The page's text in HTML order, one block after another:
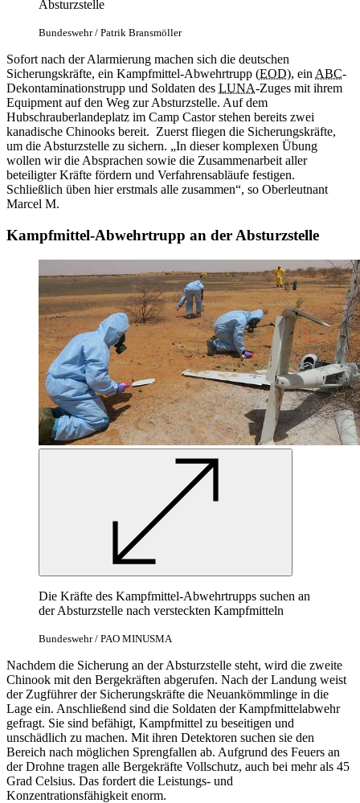
Absturzstelle
Bundeswehr / Patrik Bransmöller
Sofort nach der Alarmierung machen sich die deutschen
Sicherungskräfte, ein Kampfmittel-Abwehrtrupp (EOD), ein ABC-
Dekontaminationstrupp und Soldaten des LUNA-Zuges mit ihrem
Equipment auf den Weg zur Absturzstelle. Auf dem
Hubschrauberlandeplatz im Camp Castor stehen bereits zwei
kanadische Chinooks bereit. Zuerst fliegen die Sicherungskräfte,
um die Absturzstelle zu sichern. „In dieser komplexen Übung
wollen wir die Absprachen sowie die Zusammenarbeit aller
beteiligter Kräfte fördern und Verfahrensabläufe festigen.
Schließlich üben hier erstmals alle zusammen“, so Oberleutnant
Marcel M.
Kampfmittel-Abwehrtrupp an der Absturzstelle
Die Kräfte des Kampfmittel-Abwehrtrupps suchen an
der Absturzstelle nach versteckten Kampfmitteln
Bundeswehr / PAO MINUSMA
Nachdem die Sicherung an der Absturzstelle steht, wird die zweite
Chinook mit den Bergekräften abgerufen. Nach der Landung weist
der Zugführer der Sicherungskräfte die Neuankömmlinge in die
Lage ein. Anschließend sind die Soldaten der Kampfmittelabwehr
gefragt. Sie sind befähigt, Kampfmittel zu beseitigen und
unschädlich zu machen. Mit ihren Detektoren suchen sie den
Bereich nach möglichen Sprengfallen ab. Aufgrund des Feuers an
der Drohne tragen alle Bergekräfte Vollschutz, auch bei mehr als 45
Grad Celsius. Das fordert die Leistungs- und
Konzentrationsfähigkeit enorm.